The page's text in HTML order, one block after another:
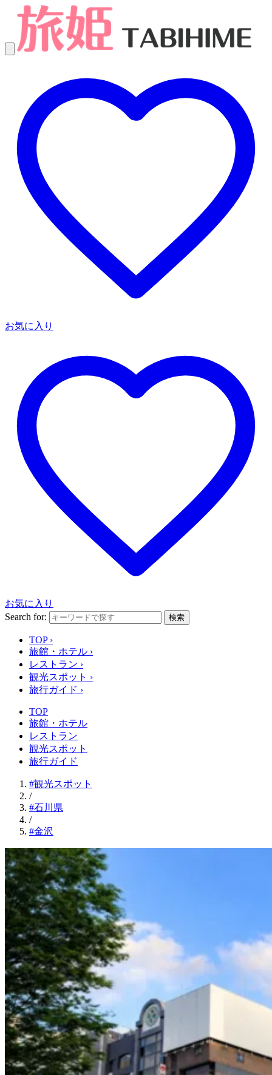
お気に入り
お気に入り
Search for:
検索
TOP ›
旅館・ホテル ›
レストラン ›
観光スポット ›
旅行ガイド ›
TOP
旅館・ホテル
レストラン
観光スポット
旅行ガイド
#観光スポット
/
#石川県
/
#金沢